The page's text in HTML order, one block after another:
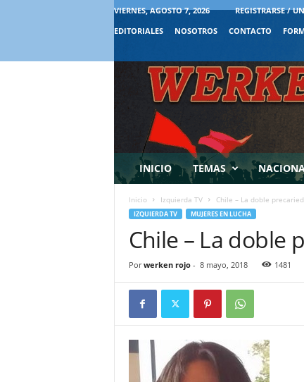
VIERNES, AGOSTO 7, 2026
REGISTRARSE /
EDITORIALES
NOSOTROS CONTACTO
INICIO TEMAS
Inicio Izquierda TV Chile – La doble
IZQUIERDA TV MUJERES EN LUCHA
Chile – La doble
Por werken rojo- 8 mayo, 2018 1481